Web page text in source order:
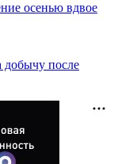
осенью вдвое
после